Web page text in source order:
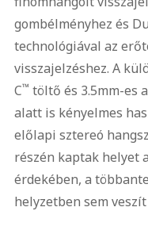
gombélményhez és
technológiával az
visszajelzéshez. A
C™ töltő és 3.5mm-es
alatt is kényelmes
előlapi sztereó
részén kaptak helyet
érdekében, a
helyzetben sem